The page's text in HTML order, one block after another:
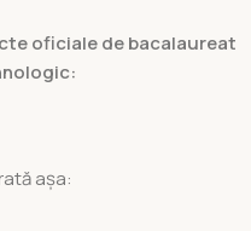
oficiale de bacalaureat
așa: